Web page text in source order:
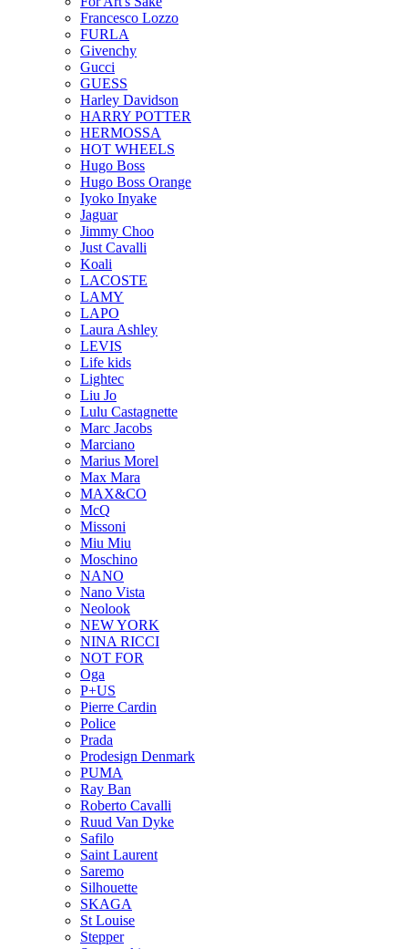
Francesco Lozzo
FURLA
Givenchy
Gucci
GUESS
Harley Davidson
HARRY POTTER
HERMOSSA
HOT WHEELS
Hugo Boss
Hugo Boss Orange
Iyoko Inyake
Jaguar
Jimmy Choo
Just Cavalli
Koali
LACOSTE
LAMY
LAPO
Laura Ashley
LEVIS
Life kids
Lightec
Liu Jo
Lulu Castagnette
Marc Jacobs
Marciano
Marius Morel
Max Mara
MAX&CO
McQ
Missoni
Miu Miu
Moschino
NANO
Nano Vista
Neolook
NEW YORK
NINA RICCI
NOT FOR
Oga
P+US
Pierre Cardin
Police
Prada
Prodesign Denmark
PUMA
Ray Ban
Roberto Cavalli
Ruud Van Dyke
Safilo
Saint Laurent
Saremo
Silhouette
SKAGA
St Louise
Stepper